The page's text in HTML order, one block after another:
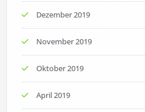
Dezember 2019
November 2019
Oktober 2019
April 2019